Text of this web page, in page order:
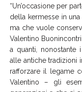
“Un’occasione per
della kermesse in
ma che vuole
Valentino
a quanti, nonostante
alle antiche tradizioni
rafforzare il legame
Valentino – gli